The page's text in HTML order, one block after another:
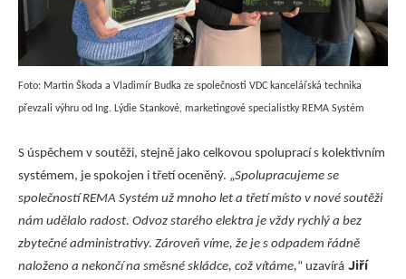
Foto: Martin Škoda a Vladimír Budka ze společnosti VDC kancelářská technika
převzali výhru od Ing. Lýdie Stankové, marketingové specialistky REMA Systém
S úspěchem v soutěži, stejně jako celkovou spoluprací s kolektivním
systémem, je spokojen i třetí oceněný. „Spolupracujeme se
společností REMA Systém už mnoho let a třetí místo v nové soutěži
nám udělalo radost. Odvoz starého elektra je vždy rychlý a bez
zbytečné administrativy. Zároveň víme, že je s odpadem řádně
naloženo a nekončí na směsné skládce, což vítáme,“ uzavíráJiří